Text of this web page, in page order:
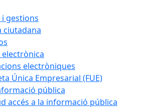
gestions
ciutadana
electrònica
electròniques
Única Empresarial (FUE)
pública
accés a la informació pública